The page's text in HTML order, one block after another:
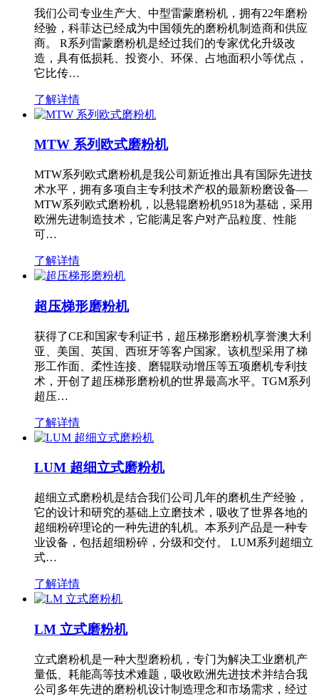
我们公司专业生产大、中型雷蒙磨粉机，拥有22年磨粉
经验，科菲达已经成为中国领先的磨粉机制造商和供应
商。 R系列雷蒙磨粉机是经过我们的专家优化升级改
造，具有低损耗、投资小、环保、占地面积小等优点，
它比传…
了解详情
MTW 系列欧式磨粉机
MTW系列欧式磨粉机是我公司新近推出具有国际先进技
术水平，拥有多项自主专利技术产权的最新粉磨设备—
MTW系列欧式磨粉机，以悬辊磨粉机9518为基础，采用
欧洲先进制造技术，它能满足客户对产品粒度、性能
可…
了解详情
超压梯形磨粉机
获得了CE和国家专利证书，超压梯形磨粉机享誉澳大利
亚、美国、英国、西班牙等客户国家。该机型采用了梯
形工作面、柔性连接、磨辊联动增压等五项磨机专利技
术，开创了超压梯形磨粉机的世界最高水平。TGM系列
超压…
了解详情
LUM 超细立式磨粉机
超细立式磨粉机是结合我们公司几年的磨机生产经验，
它的设计和研究的基础上立磨技术，吸收了世界各地的
超细粉碎理论的一种先进的轧机。本系列产品是一种专
业设备，包括超细粉碎，分级和交付。 LUM系列超细立
式…
了解详情
LM 立式磨粉机
立式磨粉机是一种大型磨粉机，专门为解决工业磨机产
量低、耗能高等技术难题，吸收欧洲先进技术并结合我
公司多年先进的磨粉机设计制造理念和市场需求，经过